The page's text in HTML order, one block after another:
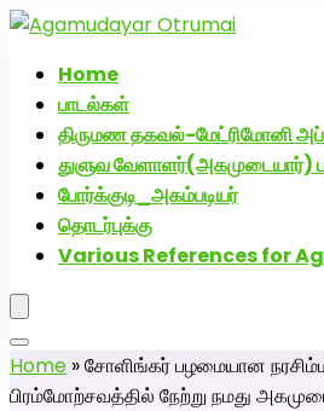
Home
பாடல்கள்
திருமண தகவல்-மேட்ரிமோனி
துளுவ வேளாளர்(அகமுடையார்)
போர்க்குடி_அகம்படியர்
தொடர்புக்கு
Various References for
Home »சோளிங்கர் பழமையான
பிரம்மோற்சவத்தில் நேற்று நமது
அகமுடையார் திருமண வரன்களுக்கு